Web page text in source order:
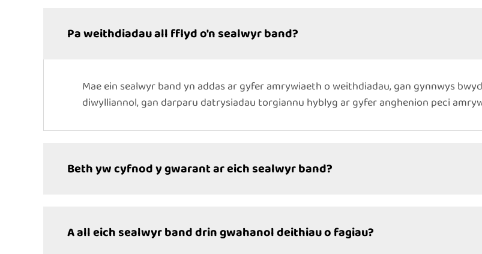
Pa weithdiadau all fflyd o'n sealwyr band?
Mae ein sealwyr band yn addas ar gyfer amrywiaeth o weithdiadau, gan gynnwys
diwylliannol, gan darparu datrysiadau torgiannu hyblyg ar gyfer anghenion peci
Beth yw cyfnod y gwarant ar eich sealwyr band?
A all eich sealwyr band drin gwahanol deithiau o fagiau?